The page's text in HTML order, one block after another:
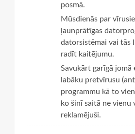
posmā.
Mūsdienās par
ļaunprātīgas
datorsistēmai vai tās
radīt kaitējumu.
Savukārt garīgā jomā
labāku pretvīrusu
programmu kā to
ko šinī saitā ne vienu
reklamējuši.